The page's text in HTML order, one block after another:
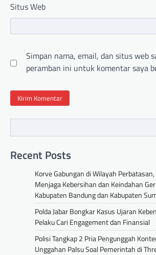
Situs Web
Simpan nama, email, dan situs web
peramban ini untuk komentar saya
Recent Posts
Korve Gabungan di Wilayah
Menjaga Kebersihan dan Keindahan
Kabupaten Bandung dan Kabupaten
Polda Jabar Bongkar Kasus Ujaran
Pelaku Cari Engagement dan Finansial
Polisi Tangkap 2 Pria Pengunggah
Unggahan Palsu Soal Pemerintah di